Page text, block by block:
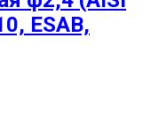
ESAB,